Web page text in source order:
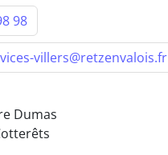
98
villers@retzenvalois.fr
Dumas